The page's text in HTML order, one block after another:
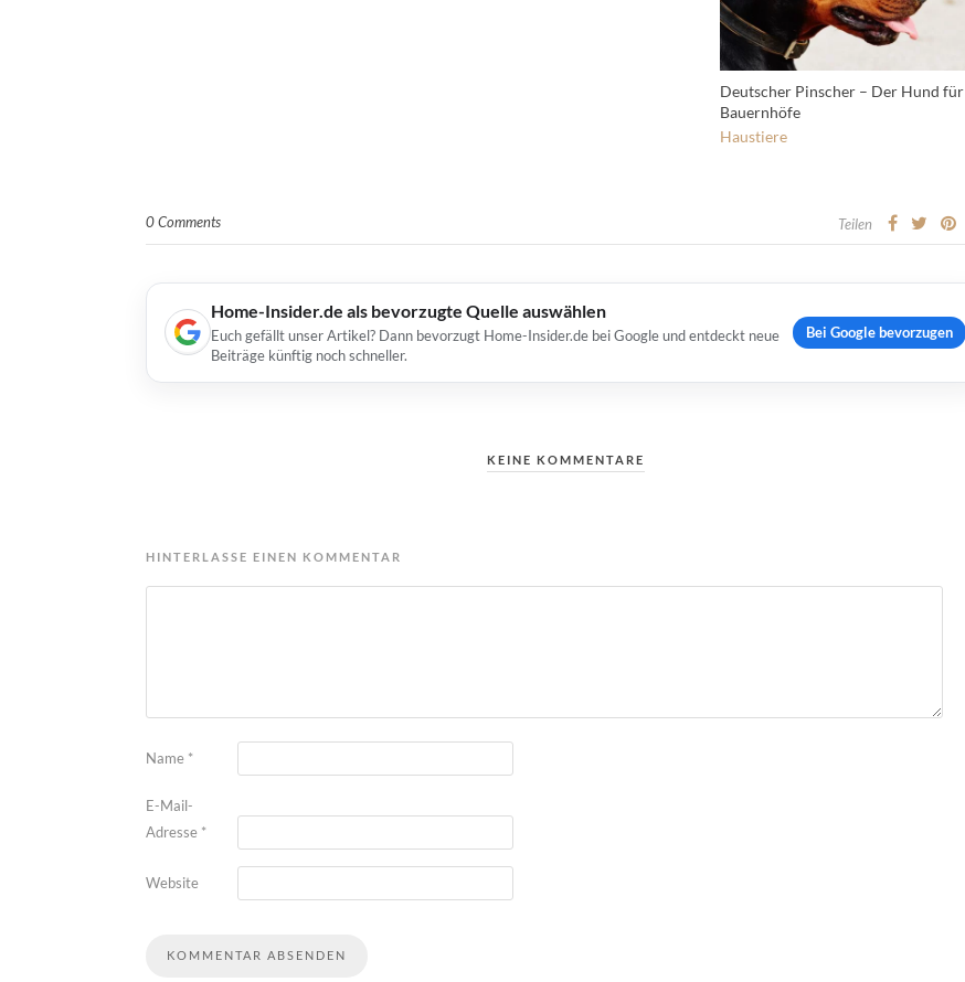
Deutscher Pinscher – Der Hund für
Bauernhöfe
Haustiere
0 Comments Teilen
Home-Insider.de als bevorzugte Quelle auswählen
Euch gefällt unser Artikel? Dann bevorzugt Home-Insider.de bei Google und entdeckt neue
Beiträge künftig noch schneller.
Bei Google bevorzugen
KEINE KOMMENTARE
HINTERLASSE EINEN KOMMENTAR
Name *
E-Mail-
Adresse *
Website